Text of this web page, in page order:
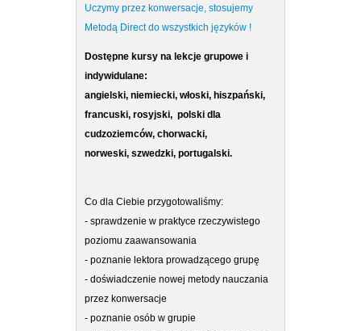
Uczymy przez konwersacje, stosujemy
Metodą Direct do wszystkich języków !
Dostępne kursy na lekcje grupowe i
indywidulane:
angielski, niemiecki, włoski, hiszpański,
francuski, rosyjski, polski dla
cudzoziemców, chorwacki,
norweski, szwedzki, portugalski.
Co dla Ciebie przygotowaliśmy:
- sprawdzenie w praktyce rzeczywistego
poziomu zaawansowania
- poznanie lektora prowadzącego grupę
- doświadczenie nowej metody nauczania
przez konwersacje
- poznanie osób w grupie